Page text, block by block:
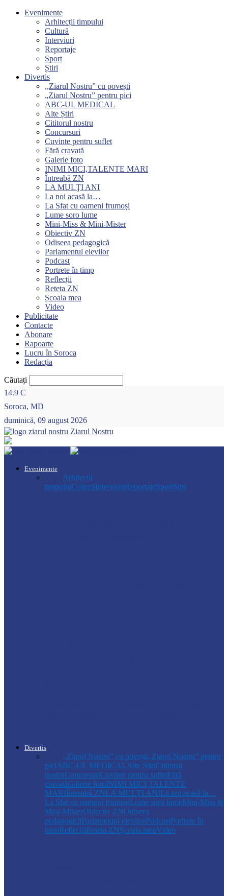
Evenimente
Arhitecții timpului
Cultură
Interviuri
Reportaje
Sport
Știri
Divertis
,,Ziarul Nostru” cu povești
„Ziarul Nostru” pentru pici
ABC-UL MEDICAL
Alte Știri
Cititorul nostru
Concursuri
Cuvinte pentru suflet
Fără cravată
Galerie foto
INIMI MICI,TALENTE MARI
Întreabă ZN
LA MULŢI ANI
La noi acasă la…
La Sfat cu oameni frumoși
Lume soro lume
Mini-Miss & Mini-Mister
Obiectiv ZN
Odiseea pedagogică
Parlamentul elevilor
Podcast
Portrete în timp
Reflecții
Reteta ZN
Școala mea
Video
Publicitate
Contacte
Abonare
Rapoarte
Lucru în Soroca
Redacția
Căutați
14.9 C
Soroca, MD
duminică, 09 august 2026
Ziarul Nostru
Evenimente
Arhitecții
timpuluiCulturăInterviuriReportajeSportȘtiri
Divertis
,,Ziarul Nostru” cu povești„Ziarul Nostru” pentru
piciABC-UL MEDICALAlte ȘtiriCititorul
nostruConcursuriCuvinte pentru sufletFără
cravatăGalerie fotoINIMI MICI,TALENTE
MARIÎntreabă ZNLA MULŢI ANILa noi acasă la…
La Sfat cu oameni frumoșiLume soro lumeMini-Miss &
Mini-MisterObiectiv ZNOdiseea
pedagogicăParlamentul elevilorPodcastPortrete în
timpReflecțiiReteta ZNȘcoala meaVideo